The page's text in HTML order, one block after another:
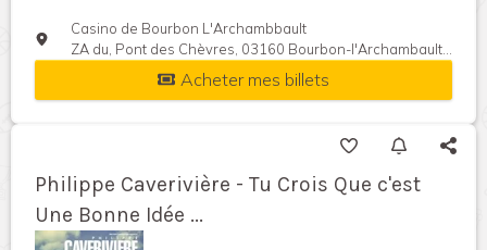
Casino de Bourbon L'Archambbault
ZA du, Pont des Chèvres, 03160 Bourbon-l'Archambault, France
Acheter mes billets
Philippe Caverivière - Tu Crois Que c'est
Une Bonne Idée ...